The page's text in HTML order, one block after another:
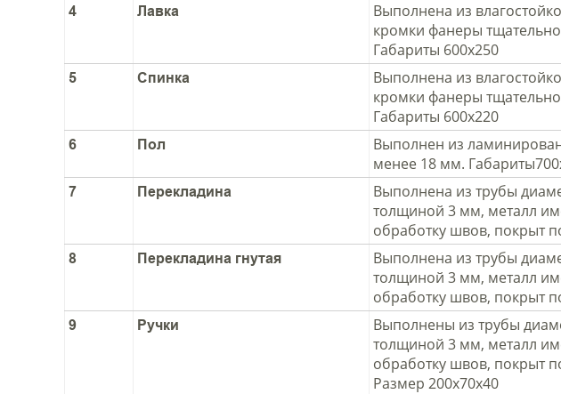
4 Лавка
Выполнена из
кромки фанеры
Габариты 600х250
5 Спинка
Выполнена из
кромки фанеры
Габариты 600х220
6 Пол
Выполнен из
менее 18 мм.
7 Перекладина
Выполнена из трубы
толщиной 3 мм, металл
обработку швов, покрыт
8 Перекладина гнутая
Выполнена из трубы
толщиной 3 мм, металл
обработку швов, покрыт
9 Ручки
Выполнены из трубы
толщиной 3 мм, металл
обработку швов, покрыт
Размер 200х70х40